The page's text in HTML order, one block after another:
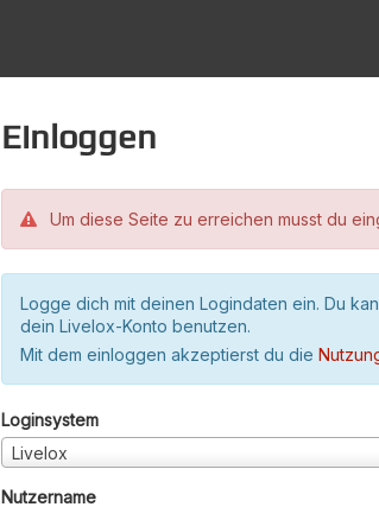
Einloggen
Um diese Seite zu erreichen musst du
Logge dich mit deinen Logindaten ein. Du
dein Livelox-Konto benutzen.
Mit dem einloggen akzeptierst du die
Loginsystem
Livelox
Nutzername